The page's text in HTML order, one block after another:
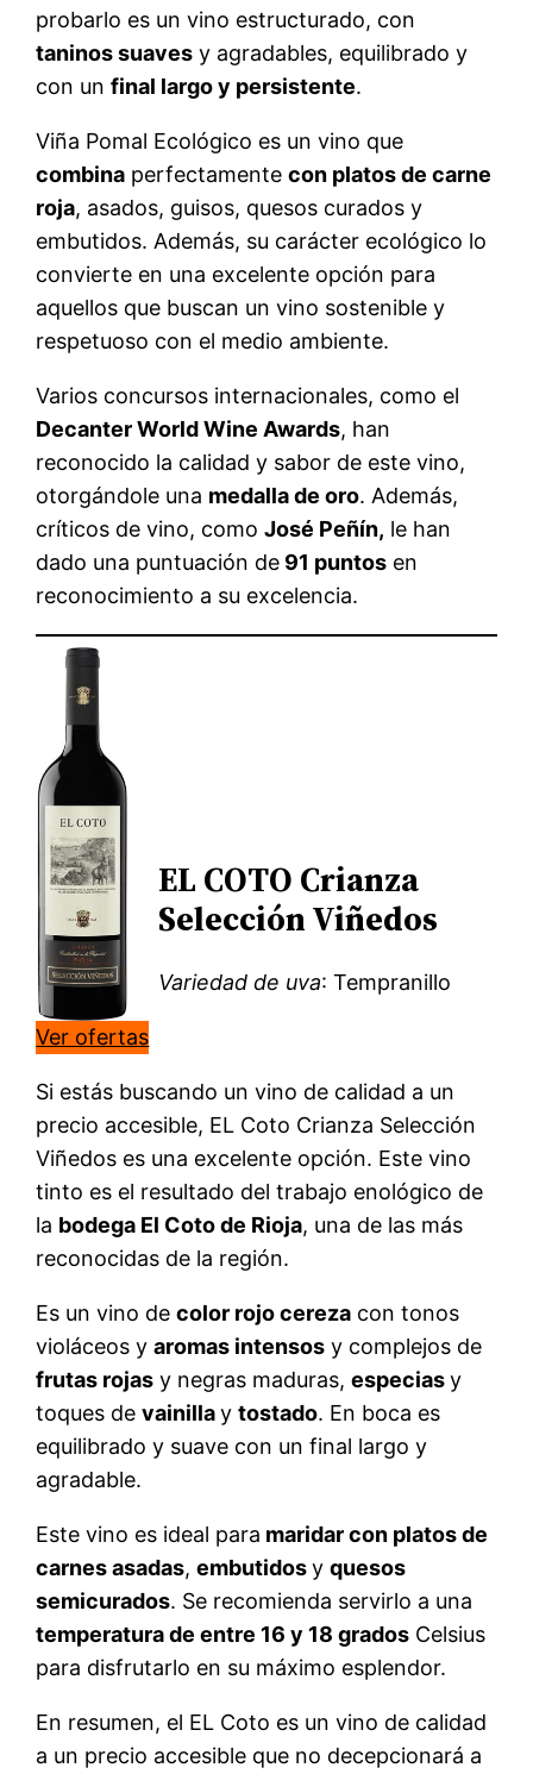
probarlo es un vino estructurado, con
taninos suaves y agradables, equilibrado y
con unfinal largo y persistente.
Viña Pomal Ecológico es un vino que
combina perfectamentecon platos de carne
roja, asados, guisos, quesos curados y
embutidos. Además, su carácter ecológico lo
convierte en una excelente opción para
aquellos que buscan un vino sostenible y
respetuoso con el medio ambiente.
Varios concursos internacionales, como el
Decanter World Wine Awards, han
reconocido la calidad y sabor de este vino,
otorgándole una medalla de oro. Además,
críticos de vino, comoJosé Peñín, le han
dado una puntuación de 91 puntos en
reconocimiento a su excelencia.
EL COTO Crianza
Selección Viñedos
Variedad de uva: Tempranillo
Ver ofertas
Si estás buscando un vino de calidad a un
precio accesible, EL Coto Crianza Selección
Viñedos es una excelente opción. Este vino
tinto es el resultado del trabajo enológico de
la bodega El Coto de Rioja, una de las más
reconocidas de la región.
Es un vino decolor rojo cereza con tonos
violáceos yaromas intensos y complejos de
frutas rojas y negras maduras,especiasy
toques devainillaytostado. En boca es
equilibrado y suave con un final largo y
agradable.
Este vino es ideal para maridar con platos de
carnes asadas,embutidosyquesos
semicurados. Se recomienda servirlo a una
temperatura de entre 16 y 18 grados Celsius
para disfrutarlo en su máximo esplendor.
En resumen, el EL Coto es un vino de calidad
a un precio accesible que no decepcionará a